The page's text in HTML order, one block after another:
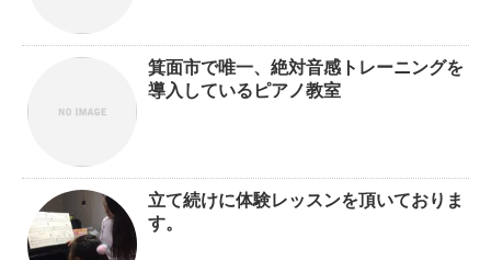
箕面市で唯一、絶対音感トレーニングを
導入しているピアノ教室
立て続けに体験レッスンを頂いておりま
す。